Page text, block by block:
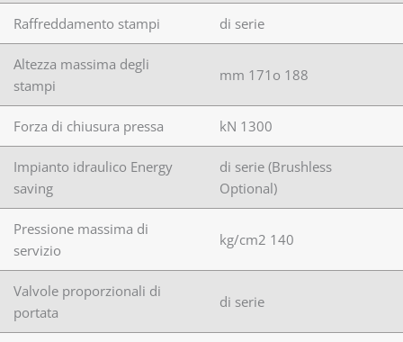
Raffreddamento stampi di serie
Altezza massima degli
stampi
mm 171o 188
Forza di chiusura pressa kN 1300
Impianto idraulico Energy
saving
di serie (Brushless
Optional)
Pressione massima di
servizio
kg/cm2 140
Valvole proporzionali di
portata
di serie